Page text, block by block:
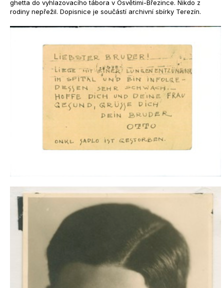
ghetta do vyhlazovacího tábora v Osvětimi-Březince. Nikdo z
rodiny nepřežil. Dopisnice je součástí archivní sbírky Terezín.